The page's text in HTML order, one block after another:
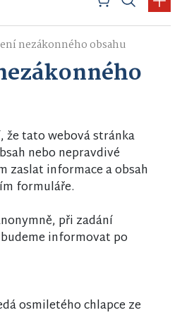
nezákonného obsahu
že tato webová stránka
nebo nepravdivé
zaslat informace a obsah
formuláře.
při zadání
informovat po
osmiletého chlapce ze